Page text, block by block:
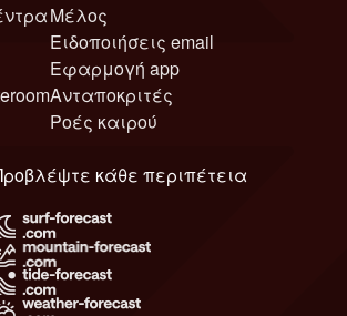
Μέλος
Ειδοποιήσεις email
Εφαρμογή app
Ανταποκριτές
Ροές καιρού
κάθε περιπέτεια